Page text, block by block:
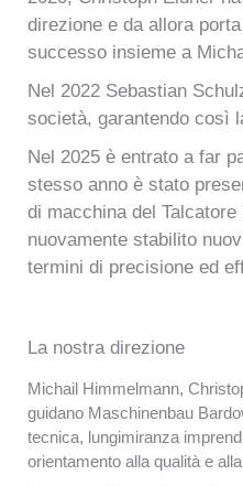
direzione e da allora
successo insieme a
Nel 2022 Sebastian
società, garantendo così
Nel 2025 è entrato a far
stesso anno è stato
di macchina del
nuovamente stabilito
termini di precisione ed
La nostra direzione
Michail Himmelmann,
guidano Maschinenbau
tecnica, lungimiranza
orientamento alla qualità e